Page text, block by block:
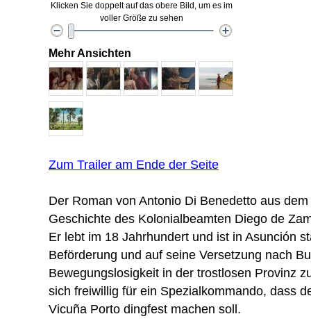
Klicken Sie doppelt auf das obere Bild, um es im
voller Größe zu sehen
Mehr Ansichten
Zum Trailer am Ende der Seite
Der Roman von Antonio Di Benedetto aus
Geschichte des Kolonialbeamten Diego de
Er lebt im 18 Jahrhundert und ist in Asunción
Beförderung und auf seine Versetzung nach
Bewegungslosigkeit in der trostlosen Provinz
sich freiwillig für ein Spezialkommando, dass
Vicuña Porto dingfest machen soll.